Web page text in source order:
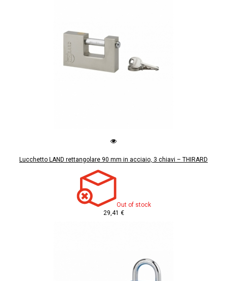
Lucchetto LAND rettangolare 90 mm in acciaio, 3 chiavi – THIRARD
Out of stock
29,41 €